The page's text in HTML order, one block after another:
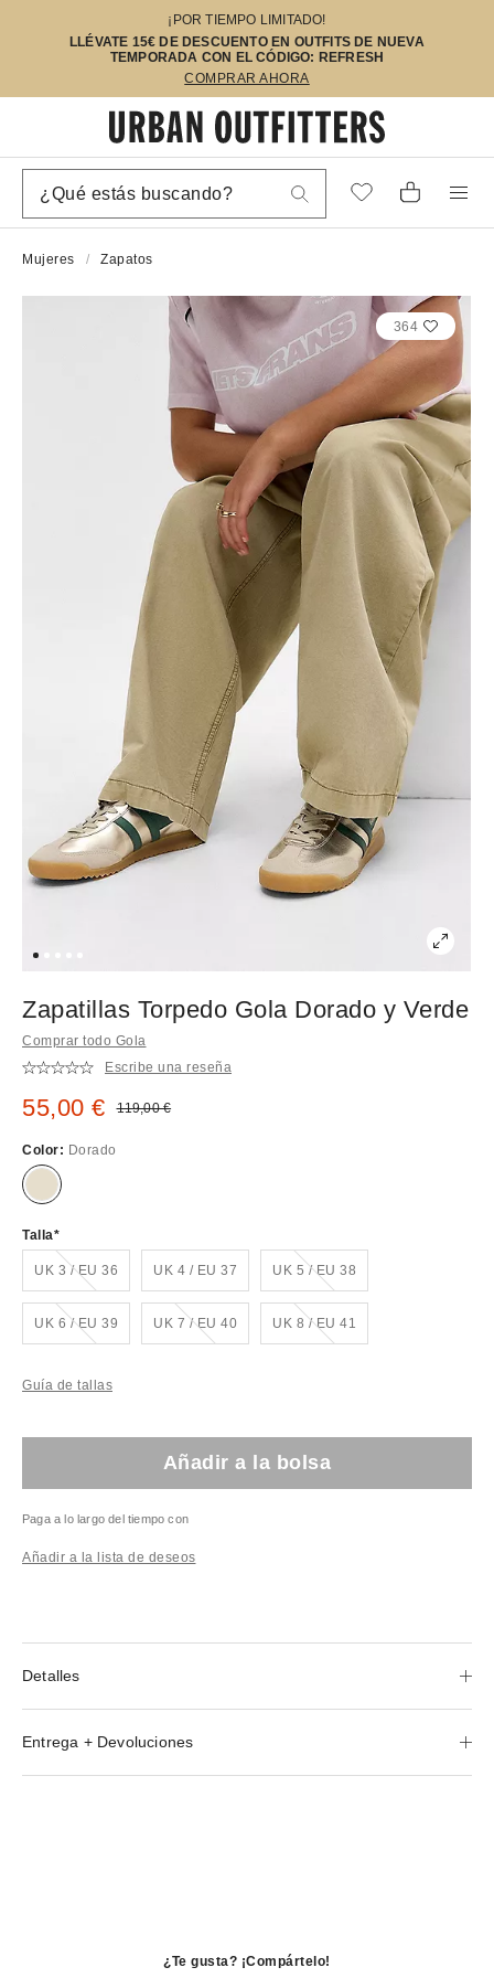
¡POR TIEMPO LIMITADO!
LLÉVATE 15€ DE DESCUENTO EN OUTFITS DE NUEVA
TEMPORADA CON EL CÓDIGO: REFRESH
COMPRAR AHORA
Mujeres Zapatos
364
Zapatillas Torpedo Gola Dorado y Verde
Comprar todo Gola
Escribe una reseña
Precio rebajado:
55,00 € Precio original:
119,00 €
Color: Dorado
Talla
UK 3 / EU 36
¡Agotado! UK 4 / EU 37 UK 5 / EU 38
¡Agotado!
UK 6 / EU 39
¡Agotado! UK 7 / EU 40
¡Agotado! UK 8 / EU 41
¡Agotado!
Guía de tallas
Añadir a la bolsa
Paga a lo largo del tiempo con
Añadir a la lista de deseos
Detalles
Entrega + Devoluciones
¿Te gusta? ¡Compártelo!